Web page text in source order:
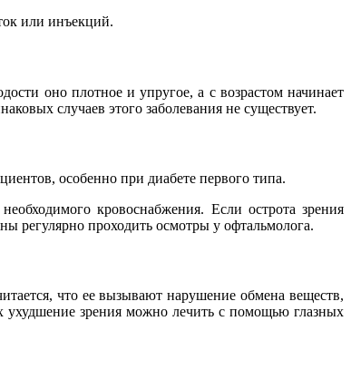
или инъекций.
оно плотное и упругое, а с возрастом начинает
случаев этого заболевания не существует.
особенно при диабете первого типа.
кровоснабжения. Если острота зрения
регулярно проходить осмотры у офтальмолога.
что ее вызывают нарушение обмена веществ,
ухудшение зрения можно лечить с помощью глазных